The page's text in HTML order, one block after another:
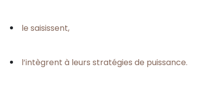
le saisissent,
l’intègrent à leurs stratégies de puissance.